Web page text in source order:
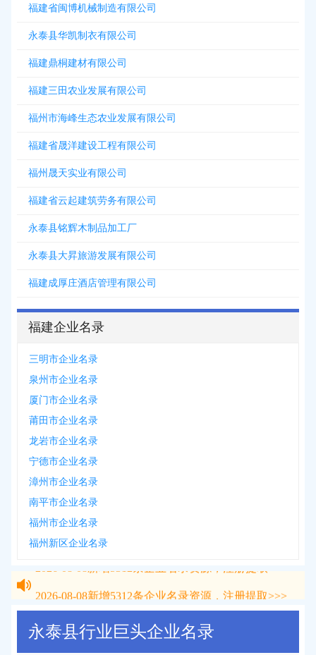
福建省闽博机械制造有限公司
永泰县华凯制衣有限公司
福建鼎桐建材有限公司
福建三田农业发展有限公司
福州市海峰生态农业发展有限公司
福建省晟洋建设工程有限公司
福州晟天实业有限公司
福建省云起建筑劳务有限公司
永泰县铭辉木制品加工厂
永泰县大昇旅游发展有限公司
福建成厚庄酒店管理有限公司
福建企业名录
三明市企业名录
泉州市企业名录
厦门市企业名录
莆田市企业名录
龙岩市企业名录
宁德市企业名录
漳州市企业名录
南平市企业名录
福州市企业名录
福州新区企业名录
永泰县行业巨头企业名录